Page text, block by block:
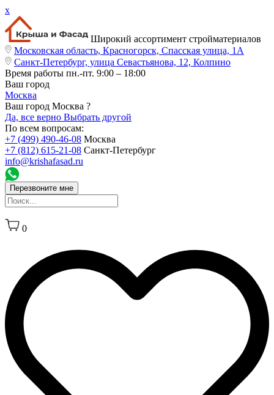
x
Широкий ассортимент стройматериалов
Московская область, Красногорск, Спасская улица, 1А
Санкт-Петербург, улица Севастьянова, 12, Колпино
Время работы пн.-пт. 9:00 – 18:00
Ваш город
Москва
Ваш город Москва ?
Да, все верно Выбрать другой
По всем вопросам:
+7 (499) 490-46-08 Москва
+7 (812) 615-21-08 Санкт-Петербург
info@krishafasad.ru
Перезвоните мне
0